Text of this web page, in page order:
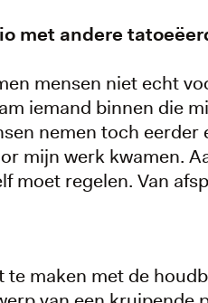
met andere
mensen niet echt
iemand binnen die
nemen toch eerder
mijn werk kwamen.
moet regelen. Van
maken met de